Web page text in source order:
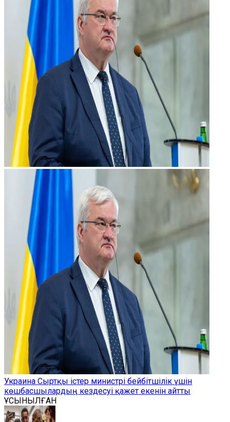
Украина Сыртқы істер министрі бейбітшілік үшін
көшбасшылардың кездесуі қажет екенін айтты
ҰСЫНЫЛҒАН